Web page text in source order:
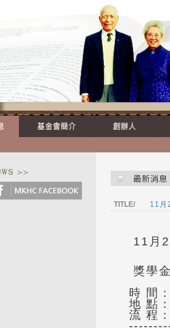
TITLE/ 11月
11月
獎學
時 間
地 點
流 程